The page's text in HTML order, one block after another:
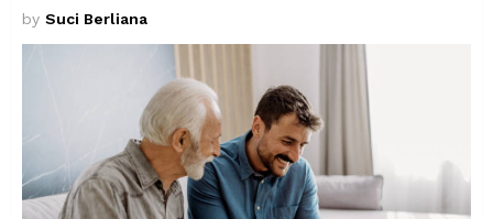
by Suci Berliana